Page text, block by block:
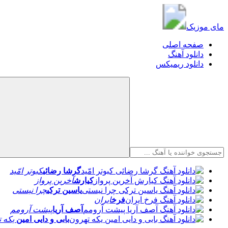
مای موزیک
صفحه اصلی
دانلود آهنگ
دانلود ریمیکس
گرشا رضائیکبوتر امّید
کیارشآخرین پرواز
یاسین ترکیچرا نیستی
فرخایران
آصف آریاپیشت آرومم
بابی و دایی امین یکه